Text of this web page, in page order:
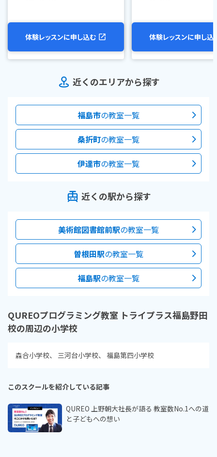
体験レッスンに申し込む 体験レッスンに申し込
近くのエリアから探す
福島市の教室一覧
桑折町の教室一覧
伊達市の教室一覧
近くの駅から探す
美術館図書館前駅の教室一覧
曽根田駅の教室一覧
福島駅の教室一覧
QUREOプログラミング教室 トライプラス福島野田
校の周辺の小学校
森合小学校 三河台小学校 福島第四小学校
このスクールを紹介している記事
QUREO 上野朝大社長が語る 教室数No.1への道
と子どもへの想い